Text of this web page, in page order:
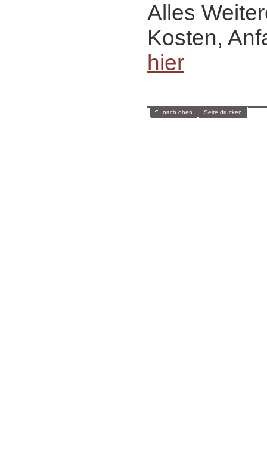
Alles
Kosten,
hier
nach oben Seite drucken